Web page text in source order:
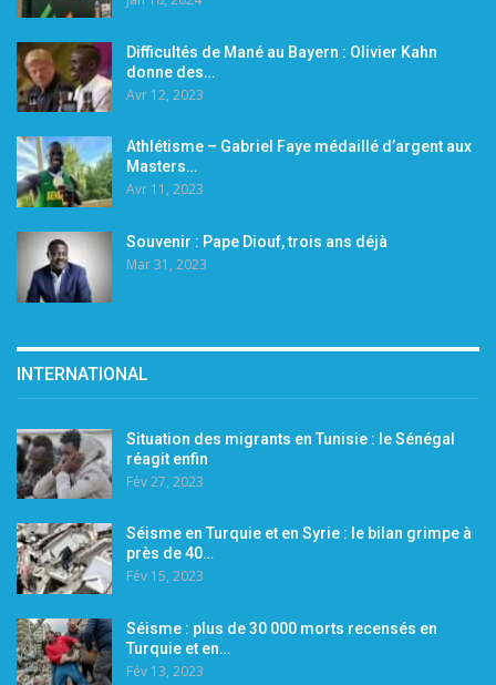
Difficultés de Mané au Bayern : Olivier Kahn
donne des…
Avr 12, 2023
Athlétisme – Gabriel Faye médaillé d’argent aux
Masters…
Avr 11, 2023
Souvenir : Pape Diouf, trois ans déjà
Mar 31, 2023
INTERNATIONAL
Situation des migrants en Tunisie : le Sénégal
réagit enfin
Fév 27, 2023
Séisme en Turquie et en Syrie : le bilan grimpe à
près de 40…
Fév 15, 2023
Séisme : plus de 30 000 morts recensés en
Turquie et en…
Fév 13, 2023